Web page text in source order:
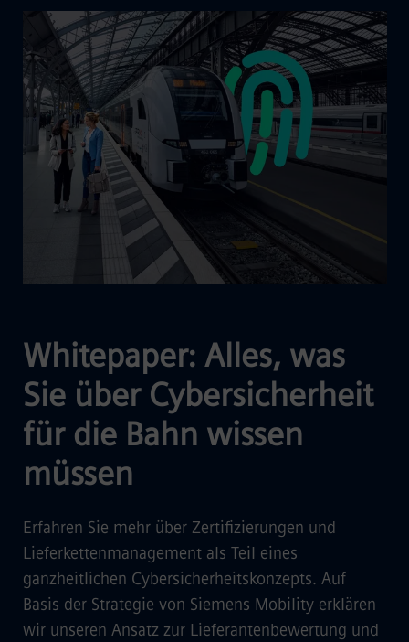
Whitepaper: Alles, was
Sie über Cybersicherheit
für die Bahn wissen
müssen
Erfahren Sie mehr über Zertifizierungen und
Lieferkettenmanagement als Teil eines
ganzheitlichen Cybersicherheitskonzepts. Auf
Basis der Strategie von Siemens Mobility erklären
wir unseren Ansatz zur Lieferantenbewertung und